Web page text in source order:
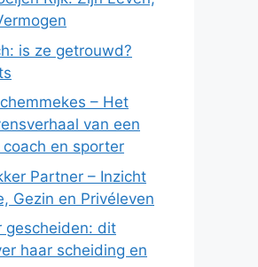
is ze getrouwd?
– Het
van een
en sporter
Partner – Inzicht
Gezin en Privéleven
gescheiden: dit
haar scheiding en